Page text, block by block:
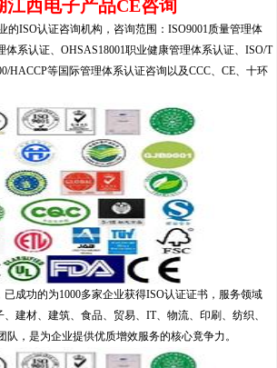
江西电子产品CE咨询
的ISO认证咨询机构，咨询范围：ISO9001质量管理体
体系认证、OHSAS18001职业健康管理体系认证、ISO/T
HACCP等国际管理体系认证咨询以及CCC、CE、十环
已成功的为1000多家企业获得ISO认证证书，服务领域
建材、建筑、食品、贸易、IT、物流、印刷、纺织、
队，是为企业提供优质增效服务的核心竟争力。